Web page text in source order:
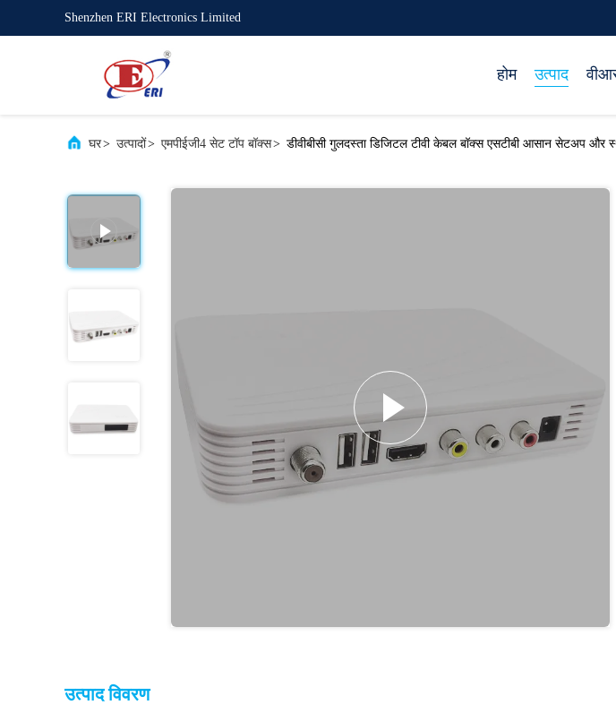
Shenzhen ERI Electronics Limited
होम उत्पाद
घर> उत्पादों> एमपीईजी4 सेट टॉप बॉक्स> डीवीबीसी गुलदस्ता डिजिटल टीवी केबल बॉक्स एसटीबी आसान सेटअप और
उत्पाद विवरण